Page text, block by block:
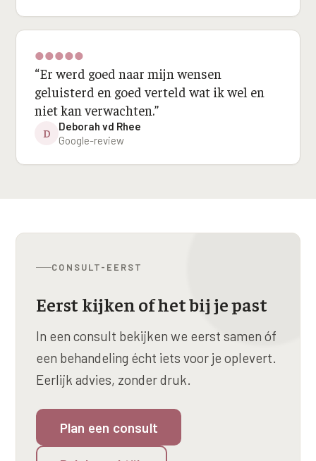
●●●●●
“Er werd goed naar mijn wensen
geluisterd en goed verteld wat ik wel en
niet kan verwachten.”
D
Deborah vd Rhee
Google-review
CONSULT-EERST
Eerst kijken of het bij je past
In een consult bekijken we eerst samen óf
een behandeling écht iets voor je oplevert.
Eerlijk advies, zonder druk.
Plan een consult